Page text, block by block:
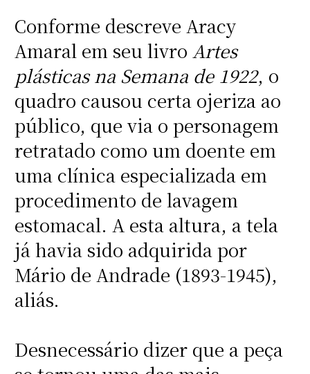
Conforme descreve Aracy
Amaral em seu livro Artes
plásticas na Semana de 1922, o
quadro causou certa ojeriza ao
público, que via o personagem
retratado como um doente em
uma clínica especializada em
procedimento de lavagem
estomacal. A esta altura, a tela
já havia sido adquirida por
Mário de Andrade (1893-1945),
aliás.
Desnecessário dizer que a peça